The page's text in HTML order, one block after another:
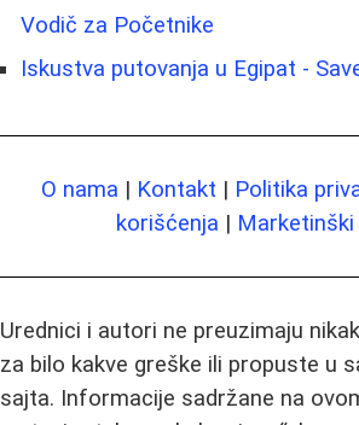
Vodič za Početnike
Iskustva putovanja u Egipat -
O nama | Kontakt | Politika
korišćenja |
Urednici i autori ne preuzimaju
za bilo kakve greške ili propuste u
sajta. Informacije sadržane na